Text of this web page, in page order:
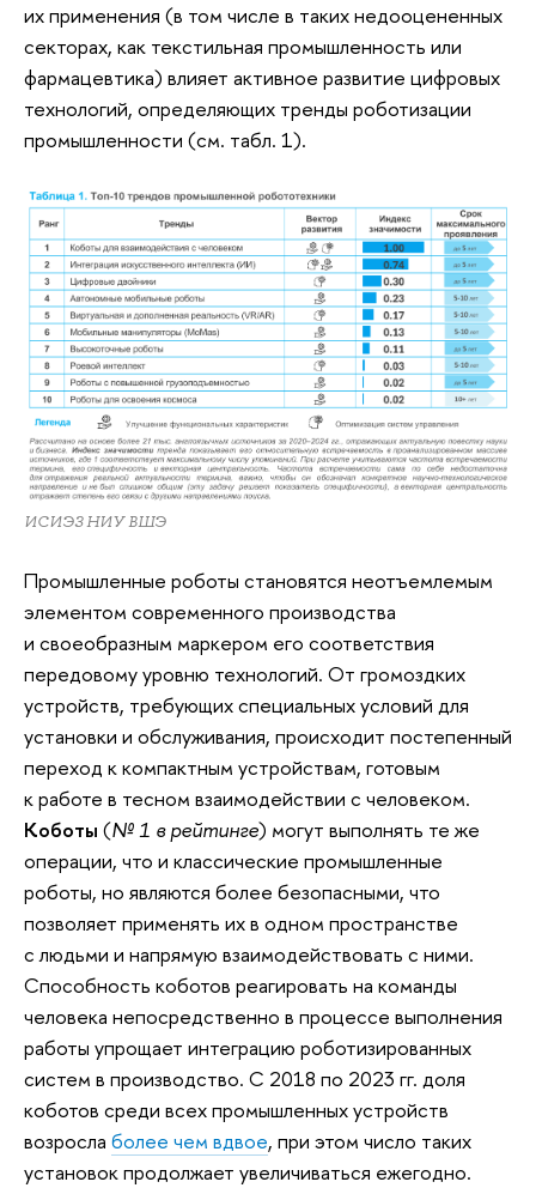
их применения (в том числе в таких недооцененных
секторах, как текстильная промышленность или
фармацевтика) влияет активное развитие цифровых
технологий, определяющих тренды роботизации
промышленности (см. табл. 1).
ИСИЭЗ НИУ ВШЭ
Промышленные роботы становятся неотъемлемым
элементом современного производства
и своеобразным маркером его соответствия
передовому уровню технологий. От громоздких
устройств, требующих специальных условий для
установки и обслуживания, происходит постепенный
переход к компактным устройствам, готовым
к работе в тесном взаимодействии с человеком.
Коботы (№ 1 в рейтинге) могут выполнять те же
операции, что и классические промышленные
роботы, но являются более безопасными, что
позволяет применять их в одном пространстве
с людьми и напрямую взаимодействовать с ними.
Способность коботов реагировать на команды
человека непосредственно в процессе выполнения
работы упрощает интеграцию роботизированных
систем в производство. С 2018 по 2023 гг. доля
коботов среди всех промышленных устройств
возросла более чем вдвое, при этом число таких
установок продолжает увеличиваться ежегодно.